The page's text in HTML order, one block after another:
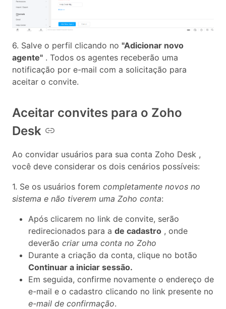
6. Salve o perfil clicando no "Adicionar novo
agente" . Todos os agentes receberão uma
notificação por e-mail com a solicitação para
aceitar o convite.
Aceitar convites para o Zoho
Desk
Ao convidar usuários para sua conta Zoho Desk ,
você deve considerar os dois cenários possíveis:
1. Se os usuários forem completamente novos no
sistema e não tiverem uma Zoho conta:
Após clicarem no link de convite, serão
redirecionados para a de cadastro , onde
deverão criar uma conta no Zoho
Durante a criação da conta, clique no botão
Continuar a iniciar sessão.
Em seguida, confirme novamente o endereço de
e-mail e o cadastro clicando no link presente no
e-mail de confirmação.